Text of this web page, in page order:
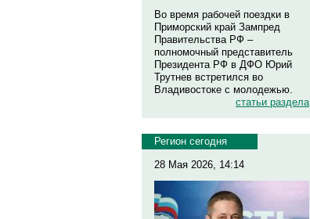
Во время рабочей поездки в
Приморский край Зампред
Правительства РФ –
полномочный представитель
Президента РФ в ДФО Юрий
Трутнев встретился во
Владивостоке с молодежью.
статьи раздела
Регион сегодня
28 Мая 2026, 14:14